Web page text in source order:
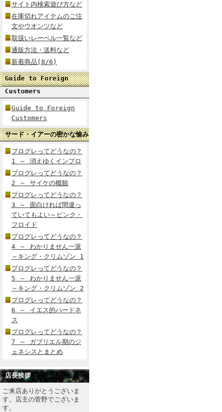
サイト内検索遊び方など
在庫切れアイテムのご注
文やウオンツなど
取扱いレーベル一覧など
通販方法・送料など
新着商品(8/6)
Guide to Foreign
Customers
Guide to Foreign
Customers
サード・イアーの密かな愉み
プログレってどうなの？
1 ～ 消えゆくインプロ
プログレってどうなの？
2 ～ サイケの概観
プログレってどうなの？
3 ～ 面白ければ間違っ
ていてもよい～ピンク・
フロイド
プログレってどうなの？
4 ～ わかりません一派
～キング・クリムゾン 1
プログレってどうなの？
5 ～ わかりません一派
～キング・クリムゾン 2
プログレってどうなの？
6 ～ イエス的ハードネ
ス
プログレってどうなの？
7 ～ ガブリエル期のジ
ェネシスとまとめ
店長挨拶
ご来店ありがとうございま
す。店主の菅野でございま
す。